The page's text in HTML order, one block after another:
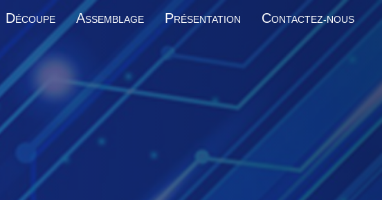
DÉCOUPE ASSEMBLAGE PRÉSENTATION CONTACTEZ-NOUS